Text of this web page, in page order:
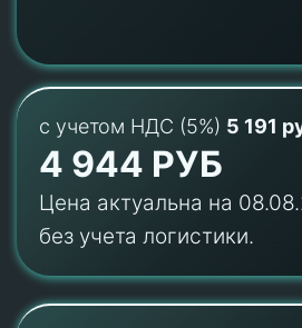
с учетом НДС (5%) 5 191
4 944 РУБ
Цена актуальна на
без учета логистики.